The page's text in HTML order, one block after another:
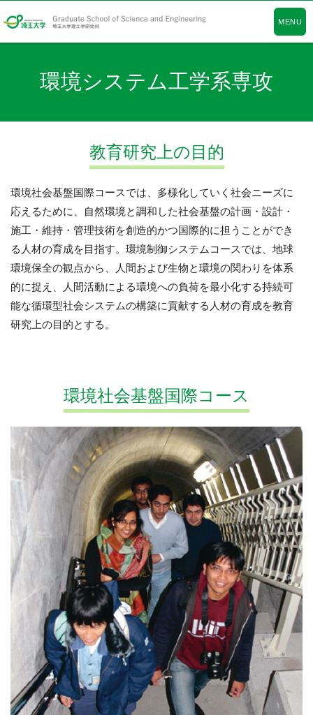
MENU
環境システム工学系専攻
教育研究上の目的
環境社会基盤国際コースでは、多様化していく社会ニーズに
応えるために、自然環境と調和した社会基盤の計画・設計・
施工・維持・管理技術を創造的かつ国際的に担うことができ
る人材の育成を目指す。環境制御システムコースでは、地球
環境保全の観点から、人間および生物と環境の関わりを体系
的に捉え、人間活動による環境への負荷を最小化する持続可
能な循環型社会システムの構築に貢献する人材の育成を教育
研究上の目的とする。
環境社会基盤国際コース